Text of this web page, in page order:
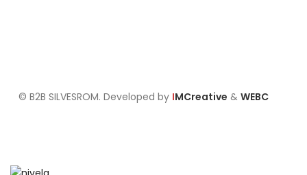
© B2B SILVESROM. Developed by IMCreative & WEBC